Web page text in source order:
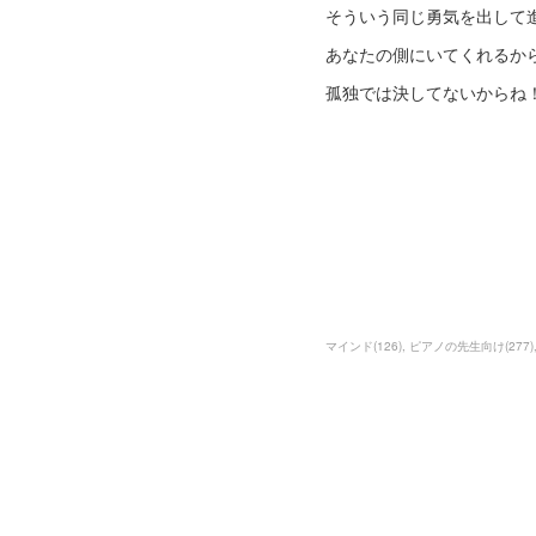
そういう同じ勇気を出して
あなたの側にいてくれるか
孤独では決してないからね！
マインド(126) ピアノの先生向け(277)